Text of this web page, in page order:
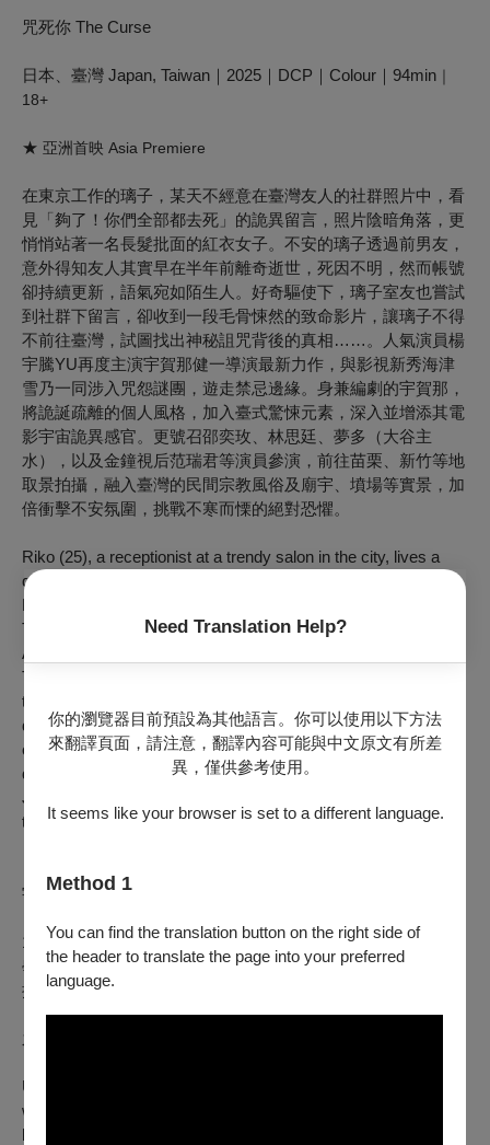
Need Translation Help?
你的瀏覽器目前預設為其他語言。你可以使用以下方法
來翻譯頁面，請注意，翻譯內容可能與中文原文有所差
異，僅供參考使用。
It seems like your browser is set to a different language.
Method 1
You can find the translation button on the right side of
the header to translate the page into your preferred
language.
咒死你 The Curse
日本、臺灣 Japan, Taiwan｜2025｜DCP｜Colour｜94min ｜
18+
★ 亞洲首映 Asia Premiere
在東京工作的璃子，某天不經意在臺灣友人的社群照片中，看
見「夠了！你們全部都去死」的詭異留言，照片陰暗角落，更
悄悄站著一名長髮批面的紅衣女子。不安的璃子透過前男友，
意外得知友人其實早在半年前離奇逝世，死因不明，然而帳號
卻持續更新，語氣宛如陌生人。好奇驅使下，璃子室友也嘗試
到社群下留言，卻收到一段毛骨悚然的致命影片，讓璃子不得
不前往臺灣，試圖找出神秘詛咒背後的真相……。人氣演員楊
宇騰YU再度主演宇賀那健一導演最新力作，與影視新秀海津
雪乃一同涉入咒怨謎團，遊走禁忌邊緣。身兼編劇的宇賀那，
將詭誕疏離的個人風格，加入臺式驚悚元素，深入並增添其電
影宇宙詭異感官。更號召邵奕玫、林思廷、夢多（大谷主
水），以及金鐘視后范瑞君等演員參演，前往苗栗、新竹等地
取景拍攝，融入臺灣的民間宗教風俗及廟宇、墳場等實景，加
倍衝擊不安氛圍，挑戰不寒而慄的絕對恐懼。
Riko (25), a receptionist at a trendy salon in the city, lives a
quiet life, sharing an apartment with her friend Airi. One day,
Riko notices eerie changes in the social media posts of her
Taiwanese friend Shufen, who starts uploading cryptic videos.
Around the same time, a disfigured corpse washes ashore in
Taiwan. When Riko's attempts to contact Shufen fail, she
teams up with her ex-boyfriend Jiahao to investigate, only to
discover that Shufen died six months ago. Soon, supernatural
occurrences plague Riko and Airi, leading to Airi’s horrifying
death. Desperate for answers, Riko heads to Taiwan with
Jiahao and Shufen’s sister Huijun to uncover the terrifying
truth.
宇賀那健一 UGANA Kenichi
1984年生於日本神奈川縣，畢業於青山學院大學工商管理系。
學生時期即以演員身分參與演出，後開始拍攝獨立製作電影，
擅以奇幻異色、驚悚恐怖混搭各元素的B級片類型。代表作如
《異物 完全版》(2021)、《愛到殺必死》(2023)、《龐克樂才
之道》（2024）， 2025年完成臺日合製《咒死你》。
UGANA Kenichi is a prolific award-winning Japanese director,
writer, and producer. He is best known for his independent
horror and underground culture films, including